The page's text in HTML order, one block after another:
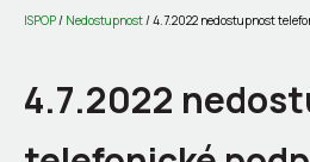
ISPOP/ Nedostupnost/4.7.2022 nedostupnost
4.7.2022